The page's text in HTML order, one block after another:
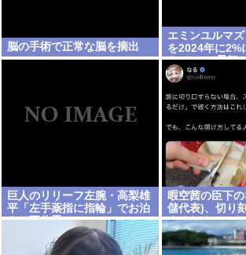
脳の手術で正常な脳を摘出
エミンユルマ
を2024年に2%
た、2%で景気
ら生産性が低
い企業、潰れろ
巨人のリリーフ左腕・高梨雄
平「左手薬指に指輪」でお泊
まり不倫愛
暇空茜の臣下
儲代表)、切り
するためにス
入、ハサミを
しむ